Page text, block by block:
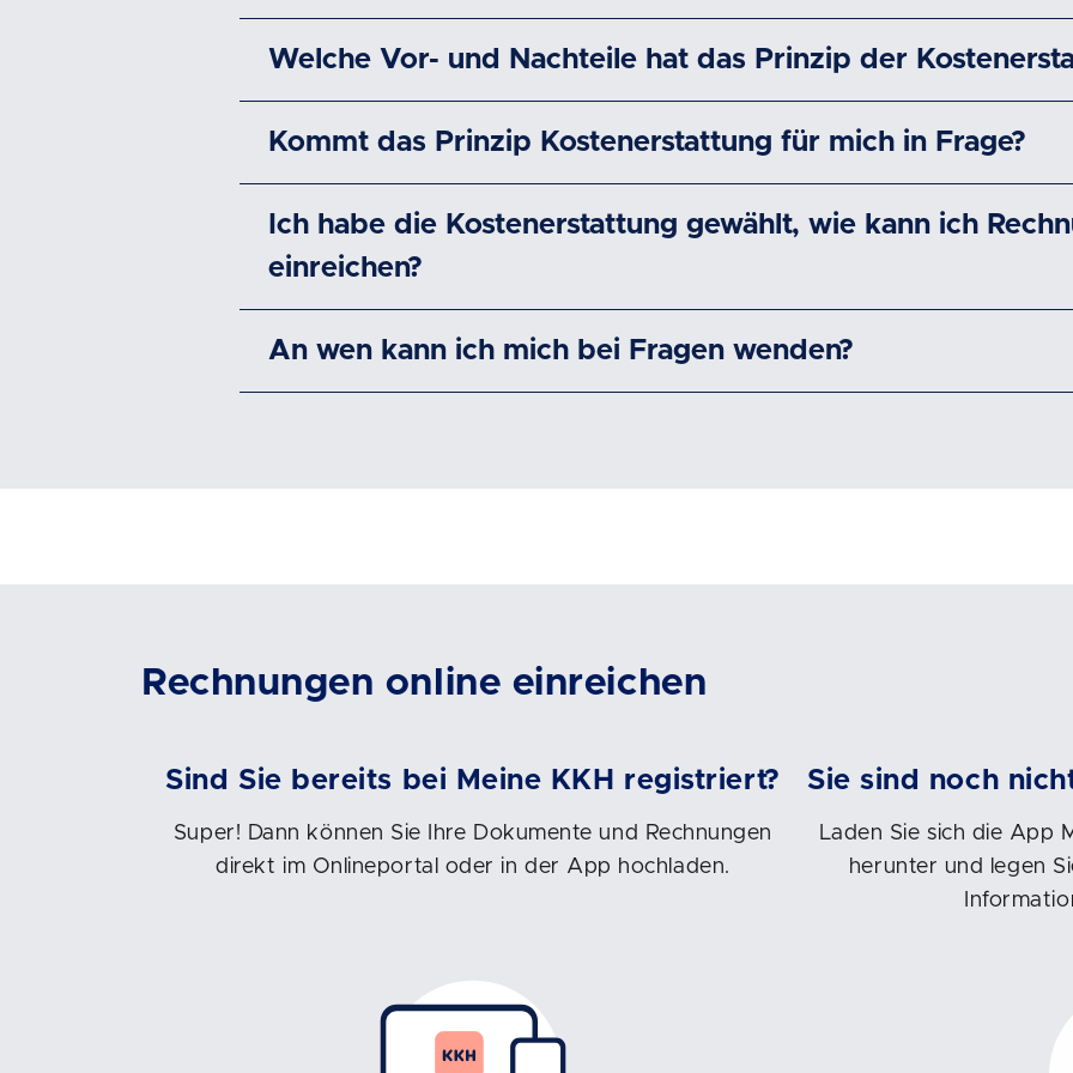
Welche Vor- und Nachteile hat das Prinzip der
Kommt das Prinzip Kostenerstattung für mich in Frage?
Ich habe die Kostenerstattung gewählt, wie kann ich
einreichen?
An wen kann ich mich bei Fragen wenden?
Rechnungen online einreichen
Sind Sie bereits bei Meine KKH registriert?
Super! Dann können Sie Ihre Dokumente und Rechnungen
direkt im Onlineportal oder in der App hochladen.
Sie sind noch
Laden Sie sich die App
herunter und legen